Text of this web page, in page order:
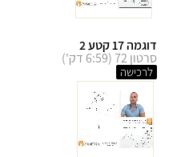
דוגמה 17 קטע 2
סרטון 72 (6:59 דק')
לרכישה